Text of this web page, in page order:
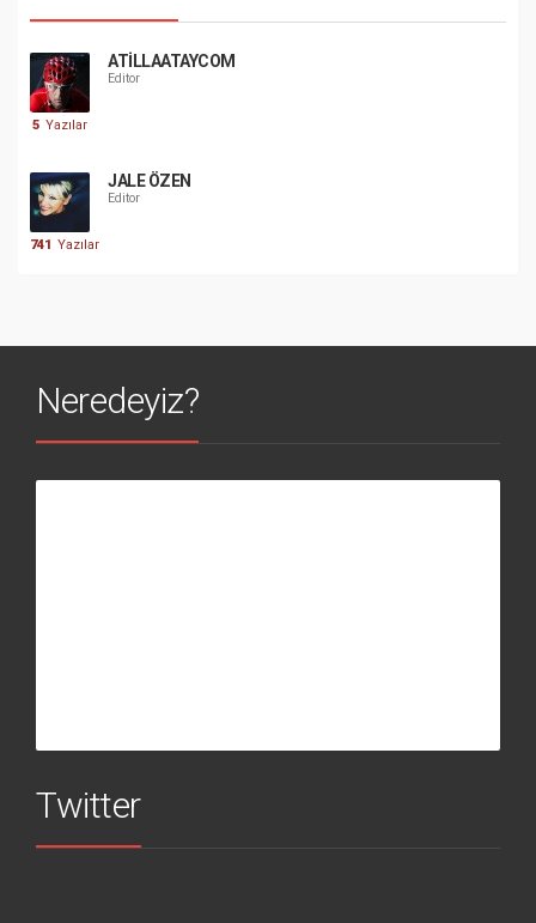
ATILLAATAYCOM
Editor
5 Yazılar
JALE ÖZEN
Editor
741 Yazılar
Neredeyiz?
Twitter